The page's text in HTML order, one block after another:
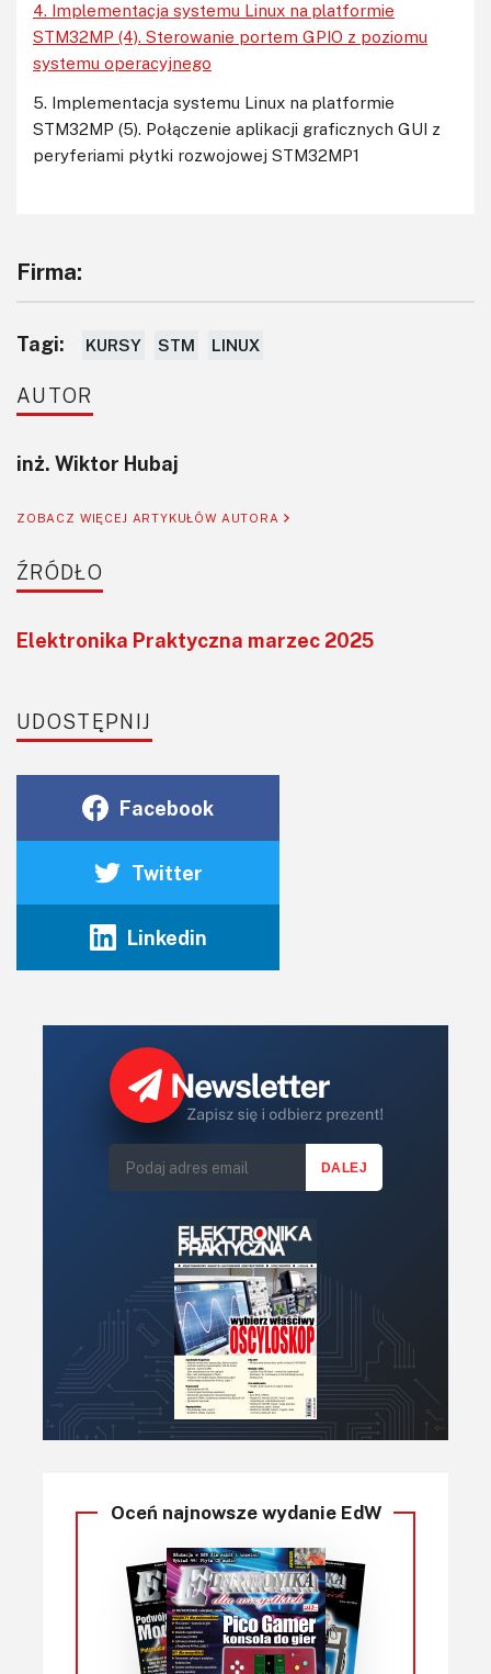
4. Implementacja systemu Linux na platformie
STM32MP (4). Sterowanie portem GPIO z poziomu
systemu operacyjnego
5. Implementacja systemu Linux na platformie
STM32MP (5). Połączenie aplikacji graficznych GUI z
peryferiami płytki rozwojowej STM32MP1
Firma:
Tagi: KURSY STM LINUX
AUTOR
inż. Wiktor Hubaj
ZOBACZ WIĘCEJ ARTYKUŁÓW AUTORA
ŹRÓDŁO
Elektronika Praktyczna marzec 2025
UDOSTĘPNIJ
Facebook
Twitter
Linkedin
Oceń najnowsze wydanie EdW